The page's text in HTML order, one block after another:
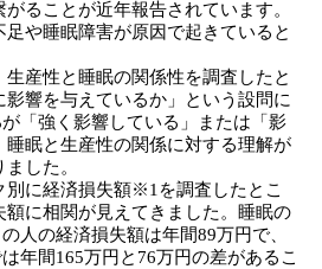
ることが近年報告されています。
や睡眠障害が原因で起きていると
産性と睡眠の関係性を調査したと
影響を与えているか」という設問に
「強く影響している」または「影
眠と生産性の関係に対する理解が
した。
別に経済損失額※1を調査したとこ
額に相関が見えてきました。睡眠の
人の経済損失額は年間89万円で、
年間165万円と76万円の差があるこ